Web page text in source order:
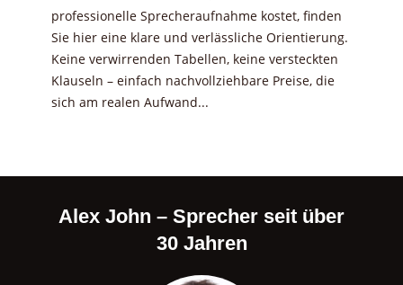
professionelle Sprecheraufnahme kostet, finden
Sie hier eine klare und verlässliche Orientierung.
Keine verwirrenden Tabellen, keine versteckten
Klauseln – einfach nachvollziehbare Preise, die
sich am realen Aufwand...
Alex John – Sprecher seit über
30 Jahren